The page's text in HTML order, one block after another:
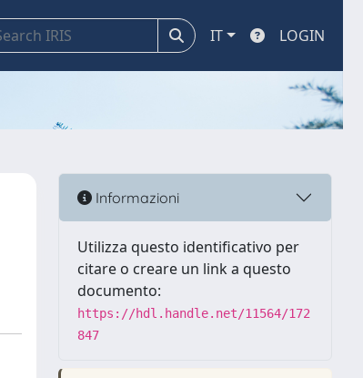
IT LOGIN
Informazioni
Utilizza questo identificativo per
citare o creare un link a questo
documento:
https://hdl.handle.net/11564/172
847